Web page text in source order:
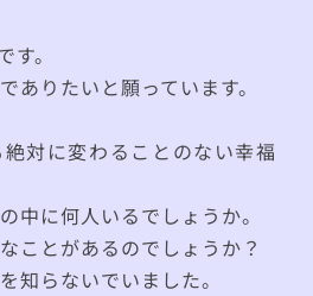
。
ありたいと願っています。
絶対に変わることのない幸福
中に何人いるでしょうか。
ことがあるのでしょうか？
知らないでいました。